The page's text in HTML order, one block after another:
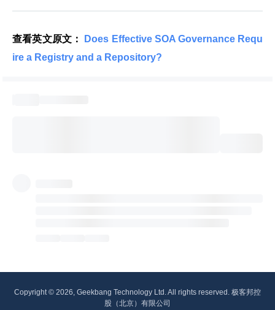
查看英文原文：
Does Effective SOA Governance Requ
ire a Registry and a Repository?
Copyright © 2026, Geekbang Technology Ltd. All rights reserved. 极客邦控
股（北京）有限公司